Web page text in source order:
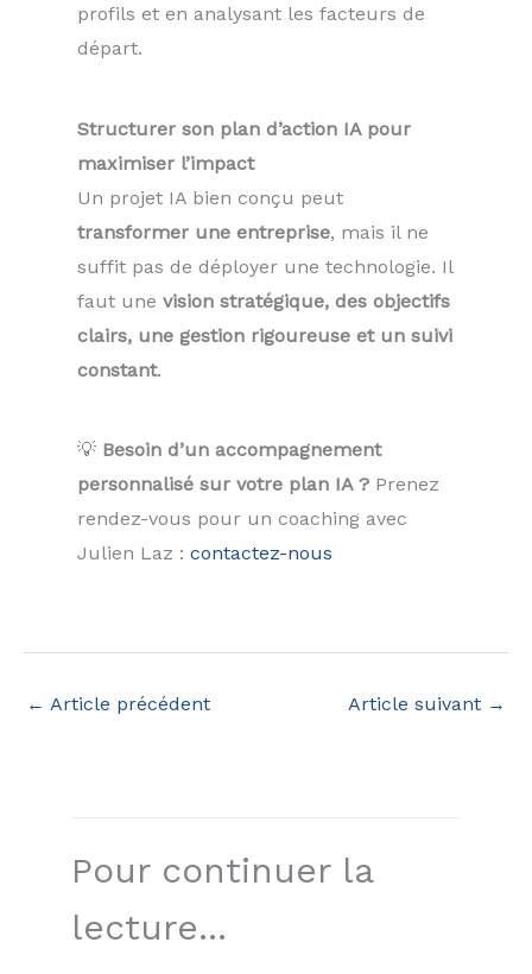
profils et en analysant les facteurs de
départ.
Structurer son plan d’action IA pour
maximiser l’impact
Un projet IA bien conçu peut
transformer une entreprise, mais il ne
suffit pas de déployer une technologie. Il
faut une vision stratégique, des objectifs
clairs, une gestion rigoureuse et un suivi
constant.
💡 Besoin d’un accompagnement
personnalisé sur votre plan IA ? Prenez
rendez-vous pour un coaching avec
Julien Laz : contactez-nous
← Article précédent Article suivant →
Pour continuer la
lecture...